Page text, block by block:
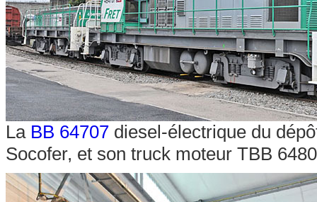
La BB 64707 diesel-électrique du
Socofer, et son truck moteur TBB